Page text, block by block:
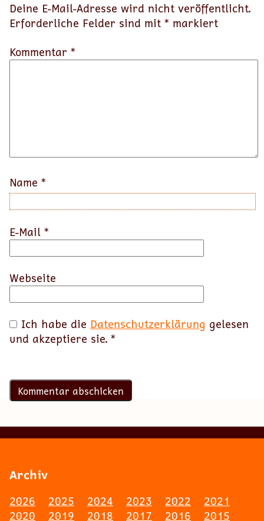
Deine E-Mail-Adresse wird nicht veröffentlicht.
Erforderliche Felder sind mit * markiert
Kommentar *
Name *
E-Mail *
Webseite
Ich habe die Datenschutzerklärung gelesen
und akzeptiere sie. *
Archiv
2026 2025 2024 2023 2022
2021
2020
2019 2018 2017 2016 2015